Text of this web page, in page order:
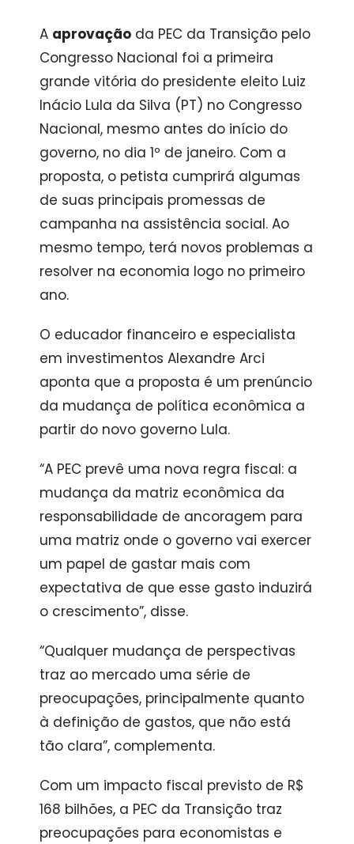
A aprovaçãoda PEC da Transição pelo
Congresso Nacional foi a primeira
grande vitória do presidente eleito Luiz
Inácio Lula da Silva (PT) no Congresso
Nacional, mesmo antes do início do
governo, no dia 1º de janeiro. Com a
proposta, o petista cumprirá algumas
de suas principais promessas de
campanha na assistência social. Ao
mesmo tempo, terá novos problemas a
resolver na economia logo no primeiro
ano.
O educador financeiro e especialista
em investimentos Alexandre Arci
aponta que a proposta é um prenúncio
da mudança de política econômica a
partir do novo governo Lula.
“A PEC prevê uma nova regra fiscal: a
mudança da matriz econômica da
responsabilidade de ancoragem para
uma matriz onde o governo vai exercer
um papel de gastar mais com
expectativa de que esse gasto induzirá
o crescimento”, disse.
“Qualquer mudança de perspectivas
traz ao mercado uma série de
preocupações, principalmente quanto
à definição de gastos, que não está
tão clara”, complementa.
Com um impacto fiscal previsto de R$
168 bilhões, a PEC da Transição traz
preocupações para economistas e